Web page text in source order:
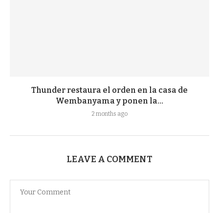
Thunder restaura el orden en la casa de
Wembanyama y ponen la...
2 months ago
LEAVE A COMMENT